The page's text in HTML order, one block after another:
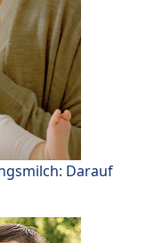
Darauf